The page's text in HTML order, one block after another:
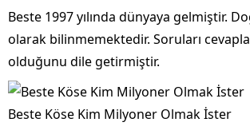
Beste 1997 yılında dünyaya gelmiştir.
olarak bilinmemektedir. Soruları
olduğunu dile getirmiştir.
Beste Köse Kim Milyoner Olmak İster